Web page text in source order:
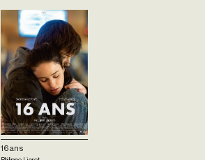
16 ans